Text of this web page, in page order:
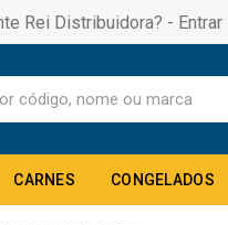
Rei Distribuidora? - Entrar
CARNES CONGELADOS